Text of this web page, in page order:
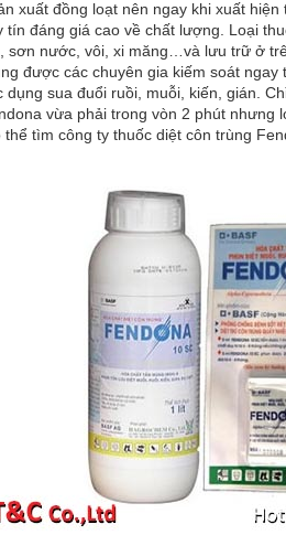
xuất đồng loạt nên ngay khi xuất
tín đáng giá cao về chất lượng. Loại
sơn nước, vôi, xi măng…và lưu trữ ở
được các chuyên gia kiếm soát
dụng sua đuổi ruồi, muỗi, kiến, gián.
vừa phải trong vòn 2 phút nhưng
tìm công ty thuốc diệt côn trùng